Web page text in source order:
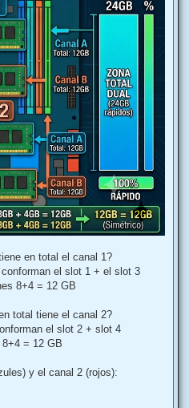
en total el canal 1?
el slot 1 + el slot 3
8+4 = 12 GB
total tiene el canal 2?
el slot 2 + slot 4
= 12 GB
y el canal 2 (rojos):